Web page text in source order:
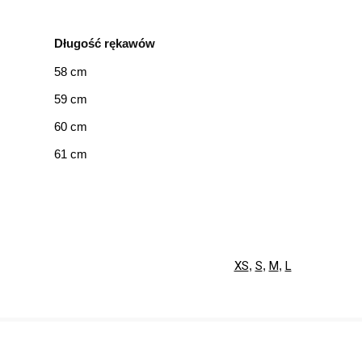
Długość rękawów
58 cm
59 cm
60 cm
61 cm
XS, S, M, L